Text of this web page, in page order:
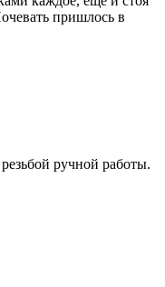
пришлось в
ручной работы.